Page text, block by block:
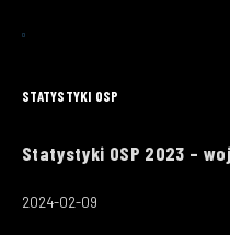
STATYSTYKI OSP
Statystyki OSP 2023 –
2024-02-09